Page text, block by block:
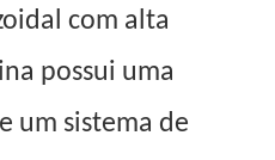
com alta
possui uma
um sistema de